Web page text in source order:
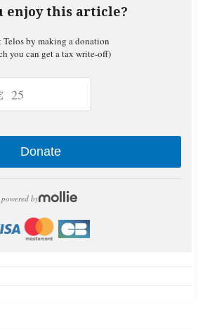
enjoy this article?
Telos by making a donation
you can get a tax write-off)
Donate
powered by